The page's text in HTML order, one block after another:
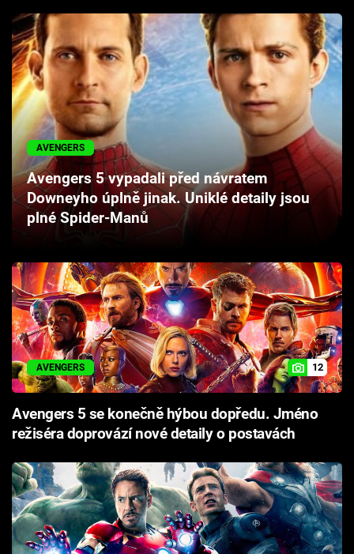
Seriály
Hry
Cool Esport
Pořady
TV Program
Přihlášení
Sledujte nás
AVENGERS
Avengers 5 vypadali před návratem
Downeyho úplně jinak. Uniklé detaily jsou
plné Spider-Manů
AVENGERS 12
Avengers 5 se konečně hýbou dopředu. Jméno
režiséra doprovází nové detaily o postavách